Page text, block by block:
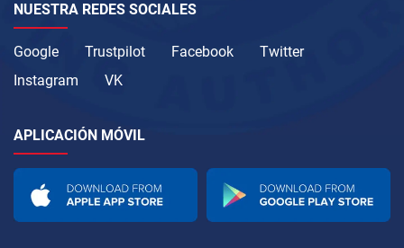
NUESTRA REDES SOCIALES
Google Trustpilot Facebook
Twitter
Instagram
VK
APLICACIÓN MÓVIL